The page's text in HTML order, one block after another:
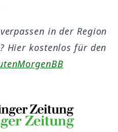
in der Region
Hier kostenlos für den